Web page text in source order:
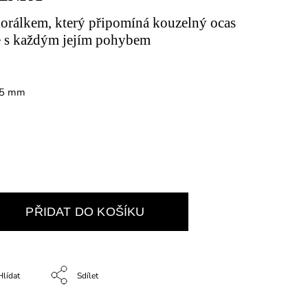
který připomíná kouzelný ocas
každým jejím pohybem
mm
PŘIDAT DO KOŠÍKU
Sdílet